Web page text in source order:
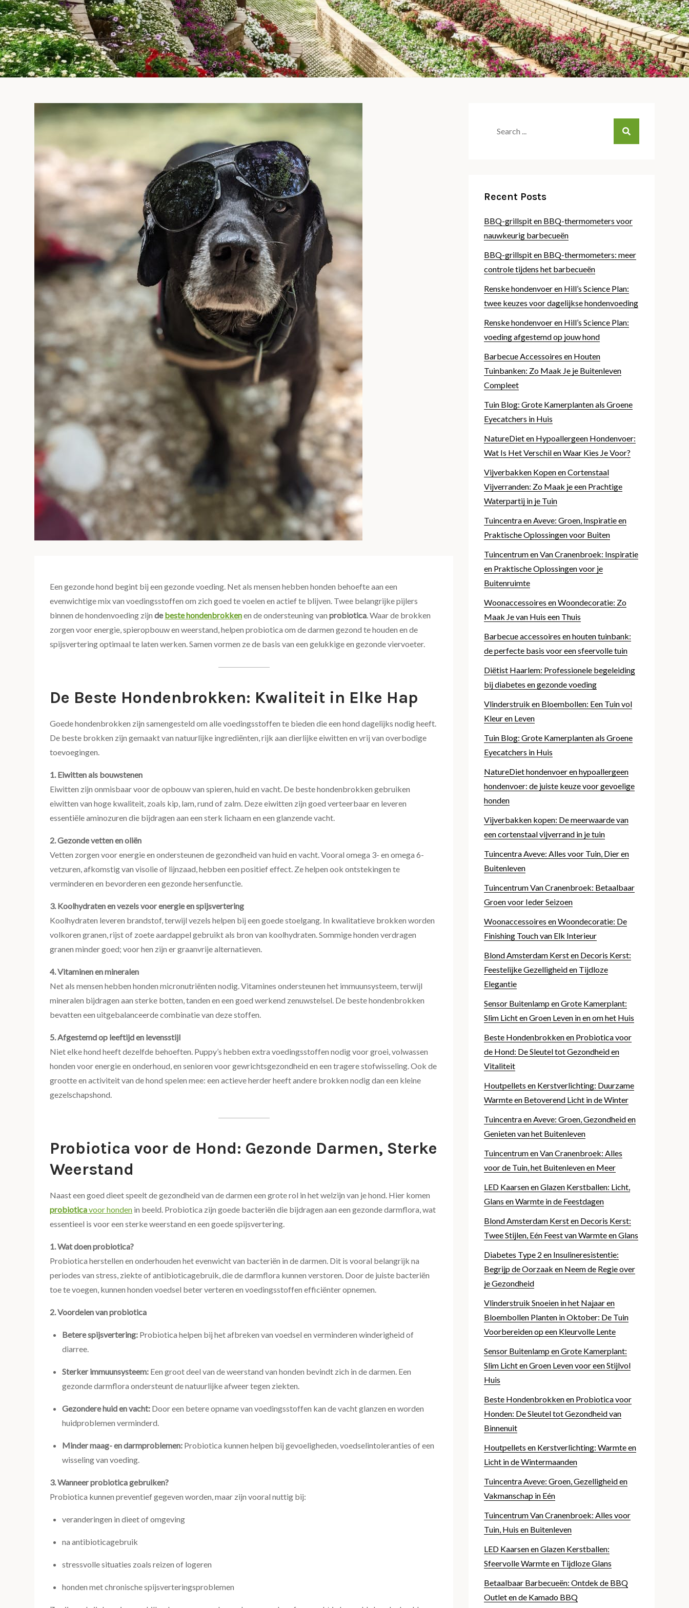
Een gezonde hond begint bij een gezonde voeding. Net als mensen hebben honden behoefte aan een
evenwichtige mix van voedingsstoffen om zich goed te voelen en actief te blijven. Twee belangrijke pijlers
binnen de hondenvoeding zijndebeste hondenbrokkenen de ondersteuning vanprobiotica. Waar de brokken
zorgen voor energie, spieropbouw en weerstand, helpen probiotica om de darmen gezond te houden en de
spijsvertering optimaal te laten werken. Samen vormen ze de basis van een gelukkige en gezonde viervoeter.
De Beste Hondenbrokken: Kwaliteit in Elke Hap
Goede hondenbrokken zijn samengesteld om alle voedingsstoffen te bieden die een hond dagelijks nodig heeft.
De beste brokken zijn gemaakt van natuurlijke ingrediënten, rijk aan dierlijke eiwitten en vrij van overbodige
toevoegingen.
1. Eiwitten als bouwstenen
Eiwitten zijn onmisbaar voor de opbouw van spieren, huid en vacht. De beste hondenbrokken gebruiken
eiwitten van hoge kwaliteit, zoals kip, lam, rund of zalm. Deze eiwitten zijn goed verteerbaar en leveren
essentiële aminozuren die bijdragen aan een sterk lichaam en een glanzende vacht.
2. Gezonde vetten en oliën
Vetten zorgen voor energie en ondersteunen de gezondheid van huid en vacht. Vooral omega 3- en omega 6-
vetzuren, afkomstig van visolie of lijnzaad, hebben een positief effect. Ze helpen ook ontstekingen te
verminderen en bevorderen een gezonde hersenfunctie.
3. Koolhydraten en vezels voor energie en spijsvertering
Koolhydraten leveren brandstof, terwijl vezels helpen bij een goede stoelgang. In kwalitatieve brokken worden
volkoren granen, rijst of zoete aardappel gebruikt als bron van koolhydraten. Sommige honden verdragen
granen minder goed; voor hen zijn er graanvrije alternatieven.
4. Vitaminen en mineralen
Net als mensen hebben honden micronutriënten nodig. Vitamines ondersteunen het immuunsysteem, terwijl
mineralen bijdragen aan sterke botten, tanden en een goed werkend zenuwstelsel. De beste hondenbrokken
bevatten een uitgebalanceerde combinatie van deze stoffen.
5. Afgestemd op leeftijd en levensstijl
Niet elke hond heeft dezelfde behoeften. Puppy’s hebben extra voedingsstoffen nodig voor groei, volwassen
honden voor energie en onderhoud, en senioren voor gewrichtsgezondheid en een tragere stofwisseling. Ook de
grootte en activiteit van de hond spelen mee: een actieve herder heeft andere brokken nodig dan een kleine
gezelschapshond.
Probiotica voor de Hond: Gezonde Darmen, Sterke
Weerstand
Naast een goed dieet speelt de gezondheid van de darmen een grote rol in het welzijn van je hond. Hier komen
probioticavoor honden in beeld. Probiotica zijn goede bacteriën die bijdragen aan een gezonde darmflora, wat
essentieel is voor een sterke weerstand en een goede spijsvertering.
1. Wat doen probiotica?
Probiotica herstellen en onderhouden het evenwicht van bacteriën in de darmen. Dit is vooral belangrijk na
periodes van stress, ziekte of antibioticagebruik, die de darmflora kunnen verstoren. Door de juiste bacteriën
toe te voegen, kunnen honden voedsel beter verteren en voedingsstoffen efficiënter opnemen.
2. Voordelen van probiotica
Betere spijsvertering: Probiotica helpen bij het afbreken van voedsel en verminderen winderigheid of
diarree.
Sterker immuunsysteem: Een groot deel van de weerstand van honden bevindt zich in de darmen. Een
gezonde darmflora ondersteunt de natuurlijke afweer tegen ziekten.
Gezondere huid en vacht: Door een betere opname van voedingsstoffen kan de vacht glanzen en worden
huidproblemen verminderd.
Minder maag- en darmproblemen: Probiotica kunnen helpen bij gevoeligheden, voedselintoleranties of een
wisseling van voeding.
3. Wanneer probiotica gebruiken?
Probiotica kunnen preventief gegeven worden, maar zijn vooral nuttig bij:
veranderingen in dieet of omgeving
na antibioticagebruik
stressvolle situaties zoals reizen of logeren
honden met chronische spijsverteringsproblemen
Recent Posts
BBQ-grillspit en BBQ-thermometers voor
nauwkeurig barbecueën
BBQ-grillspit en BBQ-thermometers: meer
controle tijdens het barbecueën
Renske hondenvoer en Hill’s Science Plan:
twee keuzes voor dagelijkse hondenvoeding
Renske hondenvoer en Hill’s Science Plan:
voeding afgestemd op jouw hond
Barbecue Accessoires en Houten
Tuinbanken: Zo Maak Je je Buitenleven
Compleet
Tuin Blog: Grote Kamerplanten als Groene
Eyecatchers in Huis
NatureDiet en Hypoallergeen Hondenvoer:
Wat Is Het Verschil en Waar Kies Je Voor?
Vijverbakken Kopen en Cortenstaal
Vijverranden: Zo Maak je een Prachtige
Waterpartij in je Tuin
Tuincentra en Aveve: Groen, Inspiratie en
Praktische Oplossingen voor Buiten
Tuincentrum en Van Cranenbroek: Inspiratie
en Praktische Oplossingen voor je
Buitenruimte
Woonaccessoires en Woondecoratie: Zo
Maak Je van Huis een Thuis
Barbecue accessoires en houten tuinbank:
de perfecte basis voor een sfeervolle tuin
Diëtist Haarlem: Professionele begeleiding
bij diabetes en gezonde voeding
Vlinderstruik en Bloembollen: Een Tuin vol
Kleur en Leven
Tuin Blog: Grote Kamerplanten als Groene
Eyecatchers in Huis
NatureDiet hondenvoer en hypoallergeen
hondenvoer: de juiste keuze voor gevoelige
honden
Vijverbakken kopen: De meerwaarde van
een cortenstaal vijverrand in je tuin
Tuincentra Aveve: Alles voor Tuin, Dier en
Buitenleven
Tuincentrum Van Cranenbroek: Betaalbaar
Groen voor Ieder Seizoen
Woonaccessoires en Woondecoratie: De
Finishing Touch van Elk Interieur
Blond Amsterdam Kerst en Decoris Kerst:
Feestelijke Gezelligheid en Tijdloze
Elegantie
Sensor Buitenlamp en Grote Kamerplant:
Slim Licht en Groen Leven in en om het Huis
Beste Hondenbrokken en Probiotica voor
de Hond: De Sleutel tot Gezondheid en
Vitaliteit
Houtpellets en Kerstverlichting: Duurzame
Warmte en Betoverend Licht in de Winter
Tuincentra en Aveve: Groen, Gezondheid en
Genieten van het Buitenleven
Tuincentrum en Van Cranenbroek: Alles
voor de Tuin, het Buitenleven en Meer
LED Kaarsen en Glazen Kerstballen: Licht,
Glans en Warmte in de Feestdagen
Blond Amsterdam Kerst en Decoris Kerst:
Twee Stijlen, Eén Feest van Warmte en Glans
Diabetes Type 2 en Insulineresistentie:
Begrijp de Oorzaak en Neem de Regie over
je Gezondheid
Vlinderstruik Snoeien in het Najaar en
Bloembollen Planten in Oktober: De Tuin
Voorbereiden op een Kleurvolle Lente
Sensor Buitenlamp en Grote Kamerplant:
Slim Licht en Groen Leven voor een Stijlvol
Huis
Beste Hondenbrokken en Probiotica voor
Honden: De Sleutel tot Gezondheid van
Binnenuit
Houtpellets en Kerstverlichting: Warmte en
Licht in de Wintermaanden
Tuincentra Aveve: Groen, Gezelligheid en
Vakmanschap in Eén
Tuincentrum Van Cranenbroek: Alles voor
Tuin, Huis en Buitenleven
LED Kaarsen en Glazen Kerstballen:
Sfeervolle Warmte en Tijdloze Glans
Betaalbaar Barbecueën: Ontdek de BBQ
Outlet en de Kamado BBQ